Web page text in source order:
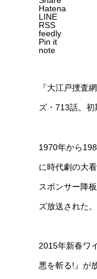
Hatena
LINE
RSS
feedly
Pin it
note
『大江戸捜査
ズ・713話。
1970年から
に時代劇の大
スポンサー降
ズ放送された。
2015年新春ワ
悪を斬る!』が